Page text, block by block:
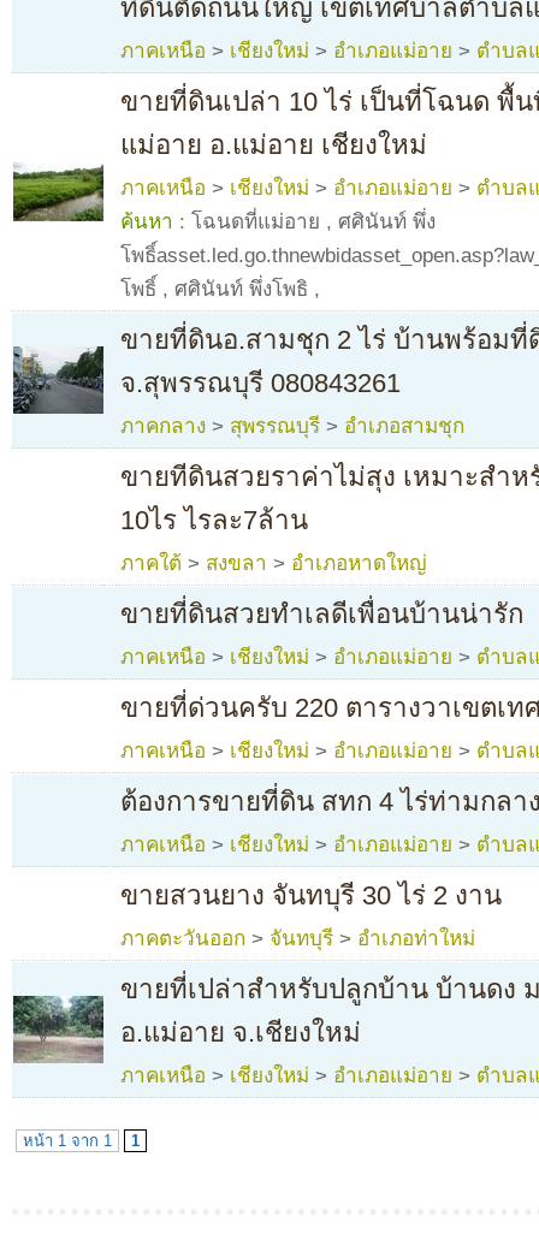
ที่ดินติดถนนใหญ่ เขตเทศบาลตำบล
ภาคเหนือ > เชียงใหม่ > อำเภอแม่อาย > ตำบล
ขายที่ดินเปล่า 10 ไร่ เป็นที่โฉนด พื้
แม่อาย อ.แม่อาย เชียงใหม่
ภาคเหนือ > เชียงใหม่ > อำเภอแม่อาย > ตำบล
ค้นหา : โฉนดที่แม่อาย , ศศินันท์ พึ่ง
โพธิ์
โพธิ์ , ศศินันท์ พึ่งโพธิ ,
ขายที่ดินอ.สามชุก 2 ไร่ บ้านพร้อมที่
จ.สุพรรณบุรี 080843261
ภาคกลาง > สุพรรณบุรี > อำเภอสามชุก
ขายทีดินสวยราค่าไม่สุง เหมาะสำ
10ไร ไรละ7ล้าน
ภาคใต้ > สงขลา > อำเภอหาดใหญ่
ขายที่ดินสวยทำเลดีเพื่อนบ้านน่ารัก
ภาคเหนือ > เชียงใหม่ > อำเภอแม่อาย > ตำบล
ขายที่ด่วนครับ 220 ตารางวาเขตเท
ภาคเหนือ > เชียงใหม่ > อำเภอแม่อาย > ตำบล
ต้องการขายที่ดิน สทก 4 ไร่ท่ามกลา
ภาคเหนือ > เชียงใหม่ > อำเภอแม่อาย > ตำบล
ขายสวนยาง จันทบุรี 30 ไร่ 2 งาน
ภาคตะวันออก > จันทบุรี > อำเภอท่าใหม่
ขายที่เปล่าสำหรับปลูกบ้าน บ้านดง
อ.แม่อาย จ.เชียงใหม่
ภาคเหนือ > เชียงใหม่ > อำเภอแม่อาย > ตำบล
หน้า 1 จาก 1 1